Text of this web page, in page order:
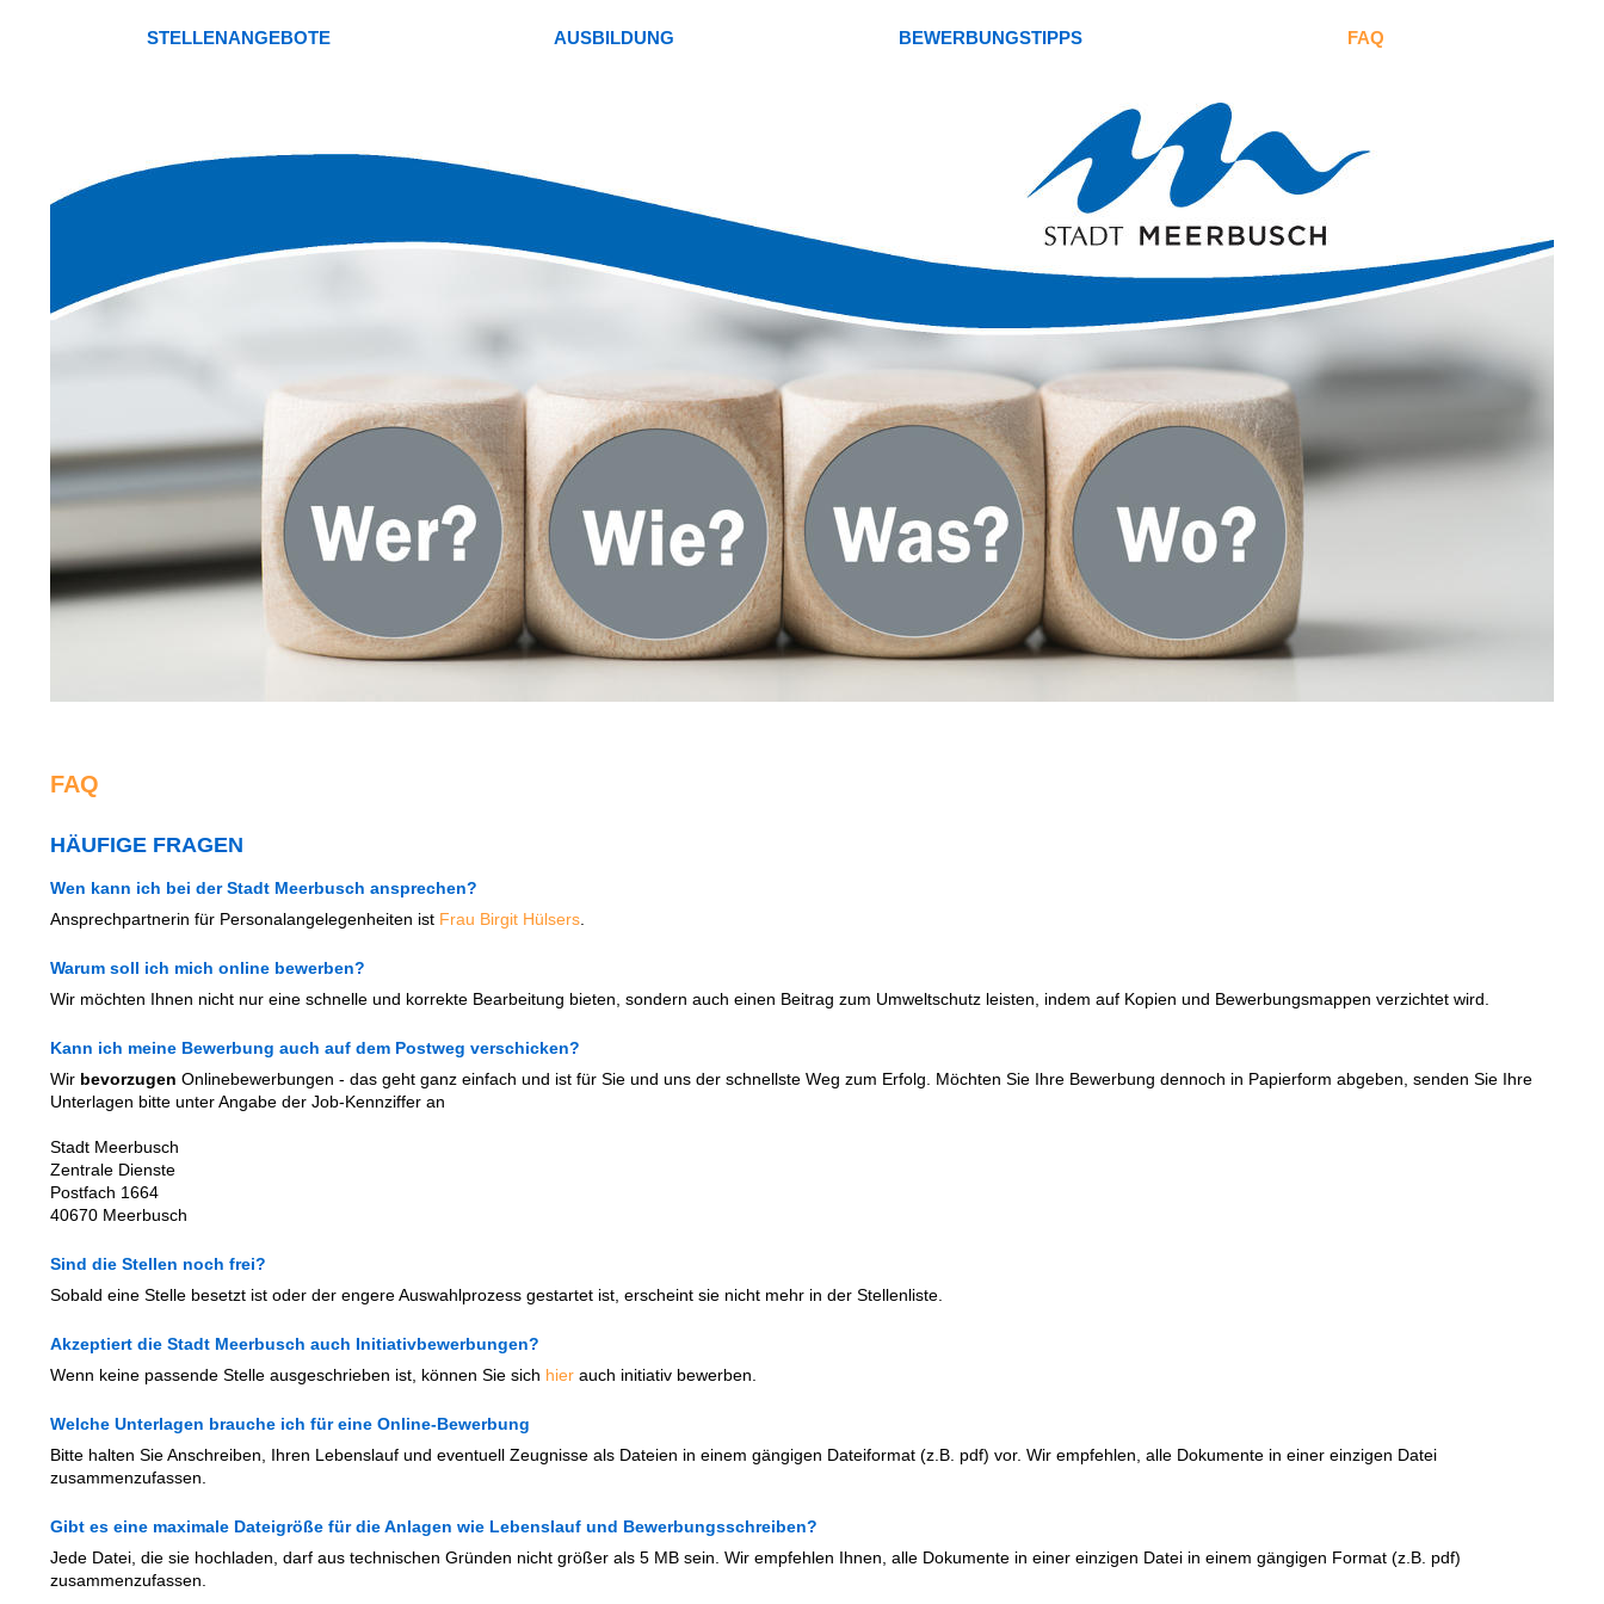
STELLENANGEBOTE AUSBILDUNG BEWERBUNGSTIPPS FAQ
FAQ
HÄUFIGE FRAGEN
Wen kann ich bei der Stadt Meerbusch ansprechen?
Ansprechpartnerin für Personalangelegenheiten ist Frau Birgit Hülsers
Warum soll ich mich online bewerben?
Wir möchten Ihnen nicht nur eine schnelle und korrekte Bearbeitung bieten, sondern auch einen Beitrag zum Umweltschutz leisten, indem auf Kopien und Bewerbungsmappen verzichtet wird.
Kann ich meine Bewerbung auch auf dem Postweg verschicken?
Wir bevorzugen Onlinebewerbungen - das geht ganz einfach und ist für Sie und uns der schnellste Weg zum Erfolg. Möchten Sie Ihre Bewerbung dennoch in Papierform abgeben, senden Sie Ihre
Unterlagen bitte unter Angabe der Job-Kennziffer an
Stadt Meerbusch
Zentrale Dienste
Postfach 1664
40670 Meerbusch
Sind die Stellen noch frei?
Sobald eine Stelle besetzt ist oder der engere Auswahlprozess gestartet ist, erscheint sie nicht mehr in der Stellenliste.
Akzeptiert die Stadt Meerbusch auch Initiativbewerbungen?
Wenn keine passende Stelle ausgeschrieben ist, können Sie sich hier auch initiativ bewerben.
Welche Unterlagen brauche ich für eine Online-Bewerbung
Bitte halten Sie Anschreiben, Ihren Lebenslauf und eventuell Zeugnisse als Dateien in einem gängigen Dateiformat (z.B. pdf) vor. Wir empfehlen, alle Dokumente in einer einzigen Datei
zusammenzufassen.
Gibt es eine maximale Dateigröße für die Anlagen wie Lebenslauf und Bewerbungsschreiben?
Jede Datei, die sie hochladen, darf aus technischen Gründen nicht größer als 5 MB sein. Wir empfehlen Ihnen, alle Dokumente in einer einzigen Datei in einem gängigen Format (z.B. pdf)
zusammenzufassen.